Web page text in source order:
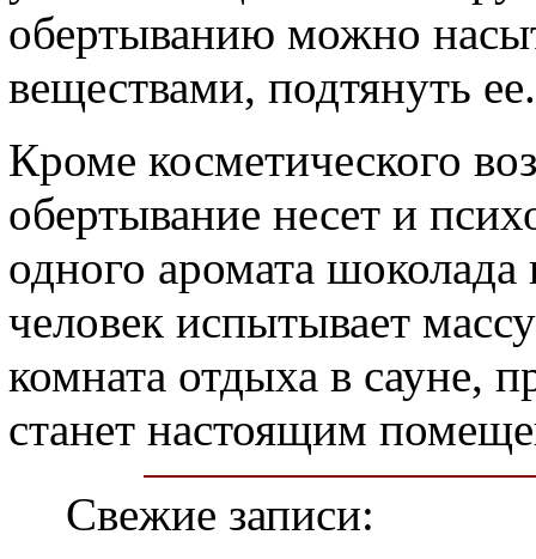
обертыванию можно
веществами, подтянуть
Кроме косметического
обертывание несет и
одного аромата шоколада
человек испытывает
комната отдыха в сауне,
станет настоящим
Свежие записи: